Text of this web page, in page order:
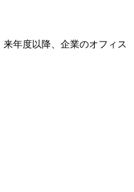
年度以降、企業のオフィス